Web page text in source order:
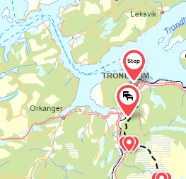
Dag 6: (23 km)
Okstjønna –
Første mål for dagen blir
Singsås (Man kan også
rett ut fra Singsås